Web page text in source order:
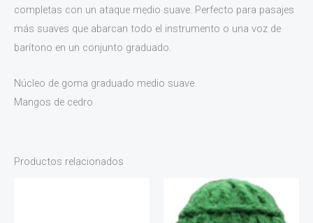
completas con un ataque medio suave. Perfecto para pasajes
más suaves que abarcan todo el instrumento o una voz de
barítono en un conjunto graduado.
Núcleo de goma graduado medio suave.
Mangos de cedro
Productos relacionados